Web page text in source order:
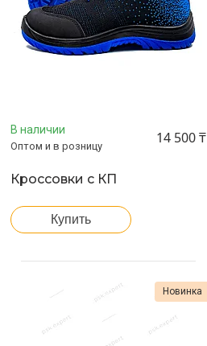
В наличии
Оптом и в розницу 14 500 ₸
Кроссовки с КП
Купить
Новинка